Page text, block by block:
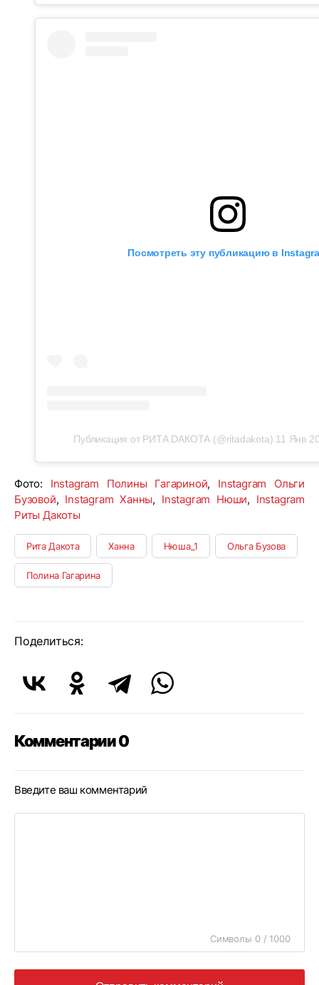
Посмотреть эту публикацию в
Публикация от РИТА DАКОТА (@ritadakota) 11 Янв
Фото: Instagram Полины Гагариной, Instagram Ольги
Бузовой, Instagram Ханны, Instagram Нюши, Instagram
Риты Дакоты
Рита Дакота Ханна Нюша_1 Ольга Бузова
Полина Гагарина
Поделиться:
Комментарии 0
Введите ваш комментарий
Символы 0 / 1000